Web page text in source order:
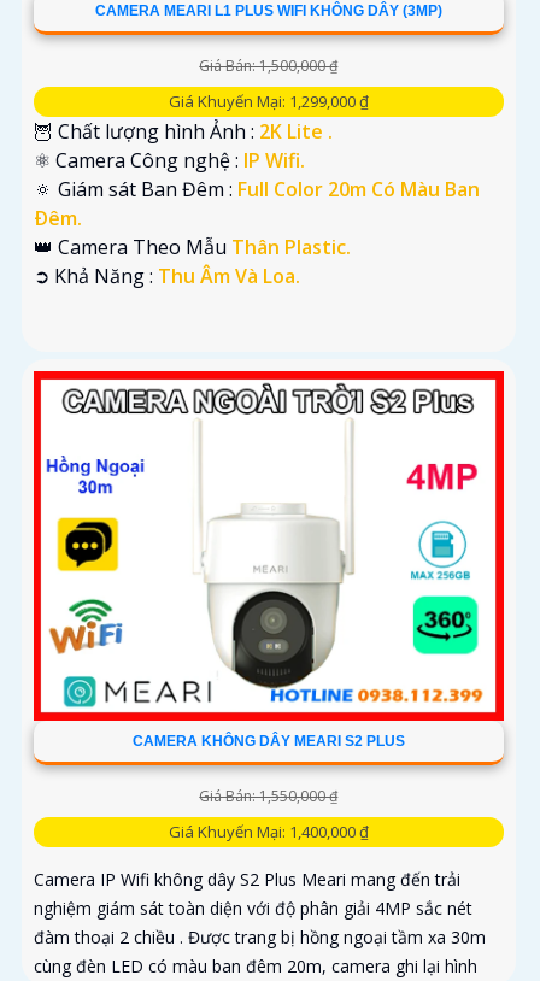
CAMERA MEARI L1 PLUS WIFI KHÔNG DÂY (3MP)
Giá Bán: 1,500,000 ₫
Giá Khuyến Mại: 1,299,000 ₫
🦉 Chất lượng hình Ảnh : 2K Lite .
⚛️ Camera Công nghệ : IP Wifi.
🔅 Giám sát Ban Đêm : Full Color 20m Có Màu Ban
Ðêm.
👑 Camera Theo Mẫu Thân Plastic.
️➲ Khả Năng : Thu Âm Và Loa.
CAMERA KHÔNG DÂY MEARI S2 PLUS
Giá Bán: 1,550,000 ₫
Giá Khuyến Mại: 1,400,000 ₫
Camera IP Wifi không dây S2 Plus Meari mang đến trải
nghiệm giám sát toàn diện với độ phân giải 4MP sắc nét
đàm thoại 2 chiều . Được trang bị hồng ngoại tầm xa 30m
cùng đèn LED có màu ban đêm 20m, camera ghi lại hình